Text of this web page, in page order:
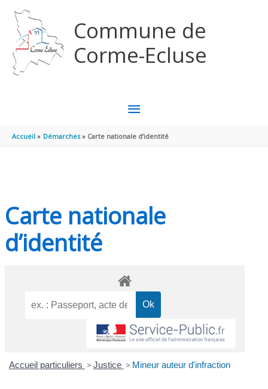
Commune de
Corme-Ecluse
MENU
PRINCIPAL
Accueil Démarches Carte nationale d’identité
Carte nationale
d’identité
Accueil particuliers > Justice > Mineur auteur d'infraction